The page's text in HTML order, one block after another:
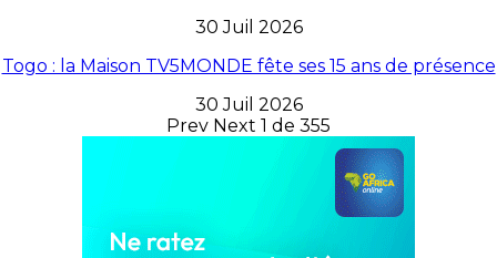
30 Juil 2026
Togo : la Maison TV5MONDE fête ses 15 ans de présence
30 Juil 2026
Prev Next 1 de 355